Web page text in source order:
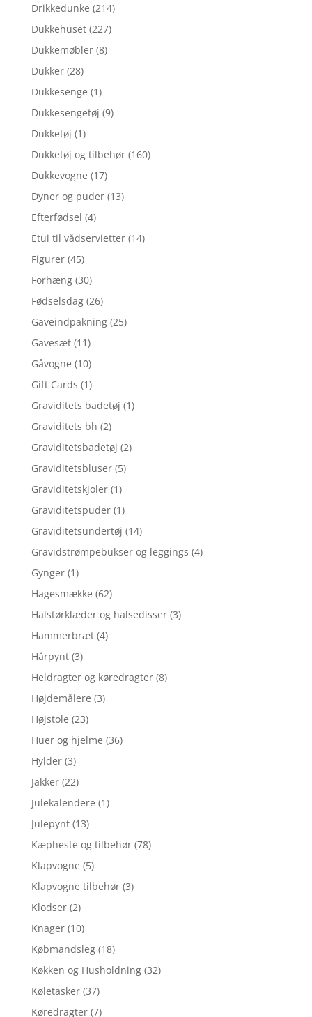
Drikkedunke (214)
Dukkehuset (227)
Dukkemøbler (8)
Dukker (28)
Dukkesenge (1)
Dukkesengetøj (9)
Dukketøj (1)
Dukketøj og tilbehør (160)
Dukkevogne (17)
Dyner og puder (13)
Efterfødsel (4)
Etui til vådservietter (14)
Figurer (45)
Forhæng (30)
Fødselsdag (26)
Gaveindpakning (25)
Gavesæt (11)
Gåvogne (10)
Gift Cards (1)
Graviditets badetøj (1)
Graviditets bh (2)
Graviditetsbadetøj (2)
Graviditetsbluser (5)
Graviditetskjoler (1)
Graviditetspuder (1)
Graviditetsundertøj (14)
Gravidstrømpebukser og leggings (4)
Gynger (1)
Hagesmække (62)
Halstørklæder og halsedisser (3)
Hammerbræt (4)
Hårpynt (3)
Heldragter og køredragter (8)
Højdemålere (3)
Højstole (23)
Huer og hjelme (36)
Hylder (3)
Jakker (22)
Julekalendere (1)
Julepynt (13)
Kæpheste og tilbehør (78)
Klapvogne (5)
Klapvogne tilbehør (3)
Klodser (2)
Knager (10)
Købmandsleg (18)
Køkken og Husholdning (32)
Køletasker (37)
Køredragter (7)